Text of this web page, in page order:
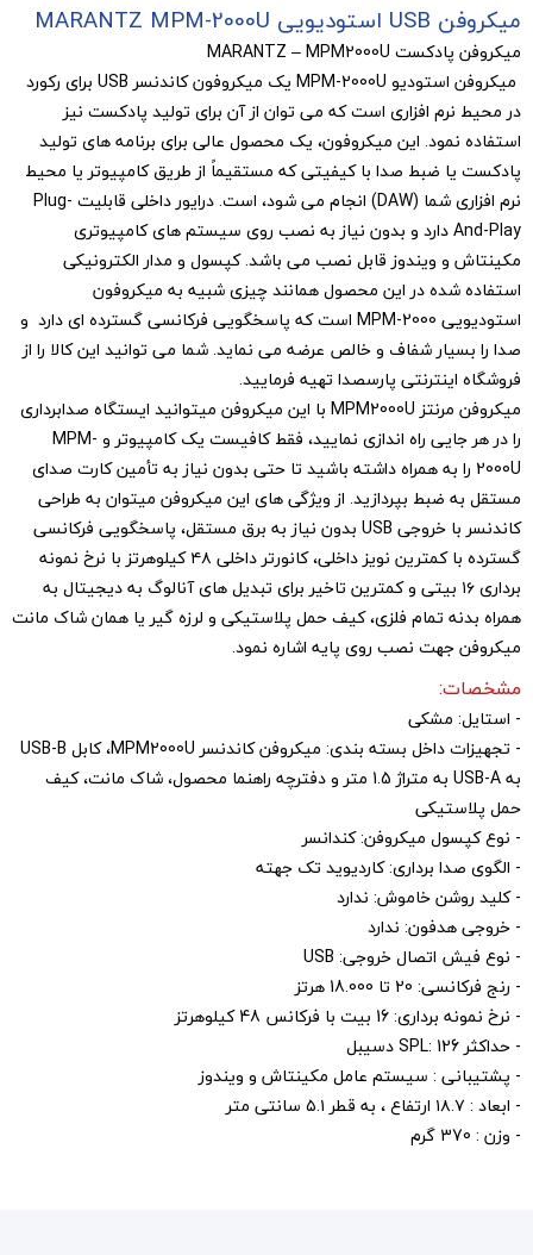
میکروفن USB استودیویی
میکروفن پادکست MARANTZ – MPM2000U
میکروفن استودیو MPM-2000U یک میکروفون کاندنسر USB برای رکورد
در محیط نرم افزاری است که می توان از آن برای تولید پادکست نیز
استفاده نمود. این میکروفون، یک محصول عالی برای برنامه های تولید
پادکست یا ضبط صدا با کیفیتی که مستقیماً از طریق کامپیوتر یا محیط
نرم افزاری شما (DAW) انجام می شود، است. درایور داخلی قابلیت Plug-
And-Play دارد و بدون نیاز به نصب روی سیستم های کامپیوتری
مکینتاش و ویندوز قابل نصب می باشد. کپسول و مدار الکترونیکی
استفاده شده در این محصول همانند چیزی شبیه به میکروفون
استودیویی MPM-2000 است که پاسخگویی فرکانسی گسترده ای دارد و
صدا را بسیار شفاف و خالص عرضه می نماید. شما می توانید این کالا را از
فروشگاه اینترنتی پارسصدا تهیه فرمایید.
میکروفن مرنتز MPM2000U با این میکروفن میتوانید ایستگاه صدابرداری
را در هر جایی راه اندازی نمایید، فقط کافیست یک کامپیوتر و MPM-
2000U را به همراه داشته باشید تا حتی بدون نیاز به تأمین کارت صدای
مستقل به ضبط بپردازید. از ویژگی های این میکروفن میتوان به طراحی
کاندنسر با خروجی USB بدون نیاز به برق مستقل، پاسخگویی فرکانسی
گسترده با کمترین نویز داخلی، کانورتر داخلی ۴۸ کیلوهرتز با نرخ نمونه
برداری ۱۶ بیتی و کمترین تاخیر برای تبدیل های آنالوگ به دیجیتال به
همراه بدنه تمام فلزی، کیف حمل پلاستیکی و لرزه گیر یا همان شاک مانت
میکروفن جهت نصب روی پایه اشاره نمود.
مشخصات:
- استایل: مشکی
- تجهیزات داخل بسته بندی: میکروفن کاندنسر MPM2000U، کابل USB-B
به USB-A به متراژ 1.5 متر و دفترچه راهنما محصول، شاک مانت، کیف
حمل پلاستیکی
- نوع کپسول میکروفن: کندانسر
- الگوی صدا برداری: کاردیوید تک جهته
- کلید روشن خاموش: ندارد
- خروجی هدفون: ندارد
- نوع فیش اتصال خروجی: USB
- رنج فرکانسی: 20 تا 18.000 هرتز
- نرخ نمونه برداری: 16 بیت با فرکانس 48 کیلوهرتز
- حداکثر SPL: 126 دسیبل
- پشتیبانی : سیستم عامل مکینتاش و ویندوز
- ابعاد : ۱۸.۷ ارتفاع ، به قطر ۵.۱ سانتی متر
- وزن : 370 گرم